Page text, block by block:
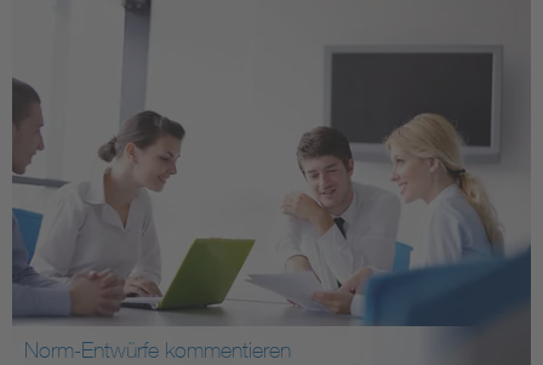
Norm-Entwürfe kommentieren